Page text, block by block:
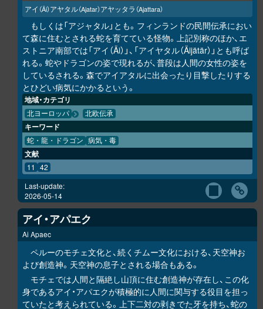
アイ （Äi）アヤタル（Ajatar）アヤッタラ （Ajattara）
もしくは「アジャタル」とも。フィンランドの民間伝承におい
て森に住むとされる蛇を育てている怪物。上記別称のほか、エ
ストニア南部では「アイ（Äi）」、「アイヤタル（Äijätär）」とも呼ば
れる。蛇やドラゴンの姿で現れるが、普段は人間の女性の姿を
しているされる。森でアイアタルに出会ったり目撃したりする
とひどい病気にかかるという。
地域・カテゴリ
北ヨーロッパ 北欧伝承
キーワード
蛇・龍・ドラゴン 病気・毒
文献
11 42
Last-update:
2026-05-14
アイ・アパエク
Ai Apaec
ペルーのモチェ文化と、続くチムー文化における、天空神お
よび創造神。天空神の息子とされる場合もある。
モチェでは人間と隔絶し山頂に住む創造神が存在し、この化
身であるアイ・アパエクが積極的に人間に関与する役目を担っ
ていたと考えられている。上下二対の剥きでた牙を持ち、蛇の